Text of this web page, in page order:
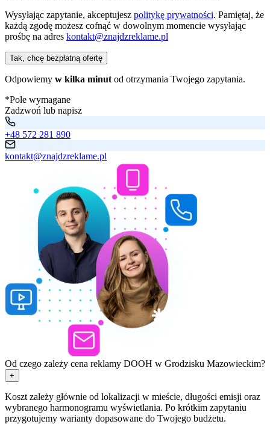
Wysyłając zapytanie, akceptujesz politykę prywatności. Pamiętaj, że
każdą zgodę możesz cofnąć w dowolnym momencie wysyłając
prośbę na adres kontakt@znajdzreklame.pl
Tak, chcę bezpłatną ofertę
Odpowiemy w kilka minut od otrzymania Twojego zapytania.
*Pole wymagane
Zadzwoń lub napisz
+48 572 281 890
kontakt@znajdzreklame.pl
Od czego zależy cena reklamy DOOH w Grodzisku Mazowieckim?
+
Koszt zależy głównie od lokalizacji w mieście, długości emisji oraz
wybranego harmonogramu wyświetlania. Po krótkim zapytaniu
przygotujemy warianty dopasowane do Twojego budżetu.